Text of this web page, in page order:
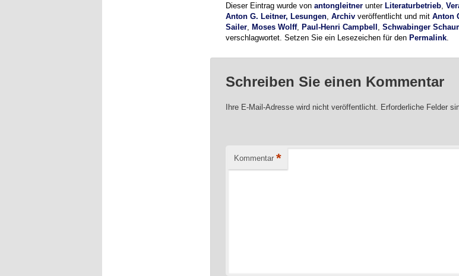
Dieser Eintrag wurde von antongleitnerunter Literaturbetrieb,
Anton G. Leitner, Lesungen, Archivveröffentlicht und mit Anton
Sailer, Moses Wolff, Paul-Henri Campbell Schwabinger
verschlagwortet. Setzen Sie ein Lesezeichen für den Permalink.
Schreiben Sie einen Kommentar
Ihre E-Mail-Adresse wird nicht veröffentlicht. Erforderliche Felder
Kommentar *